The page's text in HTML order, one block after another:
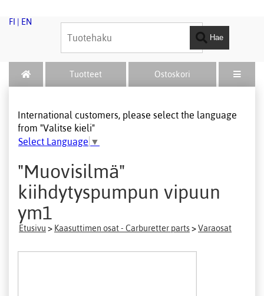
FI EN
Hae
Tuotteet Ostoskori
International customers, please select the language
from "Valitse kieli"
Select Language ▼
"Muovisilmä"
kiihdytyspumpun vipuun
ym1
Etusivu > Kaasuttimen osat - Carburetter parts>Varaosat